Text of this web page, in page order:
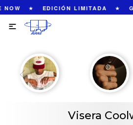
★ EDICIÓN LIMITADA ★

Visera